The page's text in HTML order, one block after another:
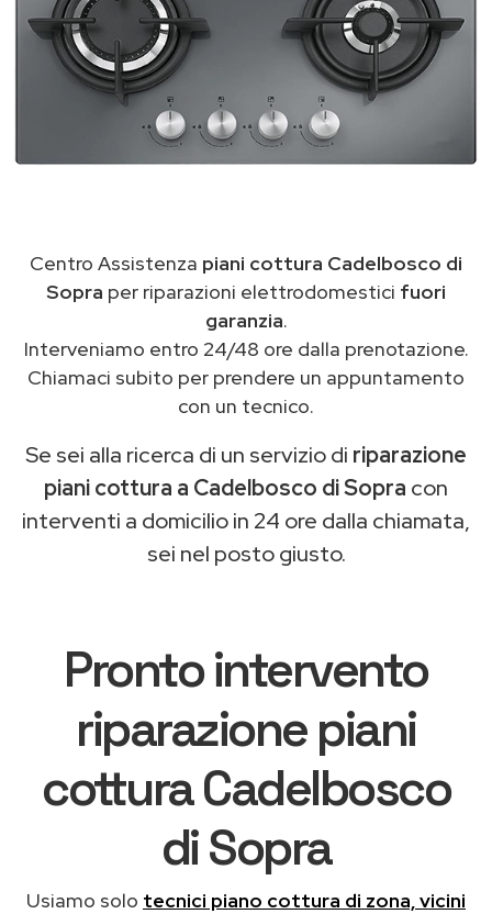
Centro Assistenza piani cottura Cadelbosco di
Sopra per riparazioni elettrodomestici fuori
garanzia.
Interveniamo entro 24/48 ore dalla prenotazione.
Chiamaci subito per prendere un appuntamento
con un tecnico.
Se sei alla ricerca di un servizio di riparazione
piani cottura a Cadelbosco di Sopra con
interventi a domicilio in 24 ore dalla chiamata,
sei nel posto giusto.
Pronto intervento
riparazione piani
cottura Cadelbosco
di Sopra
Usiamo solo tecnici piano cottura di zona, vicini